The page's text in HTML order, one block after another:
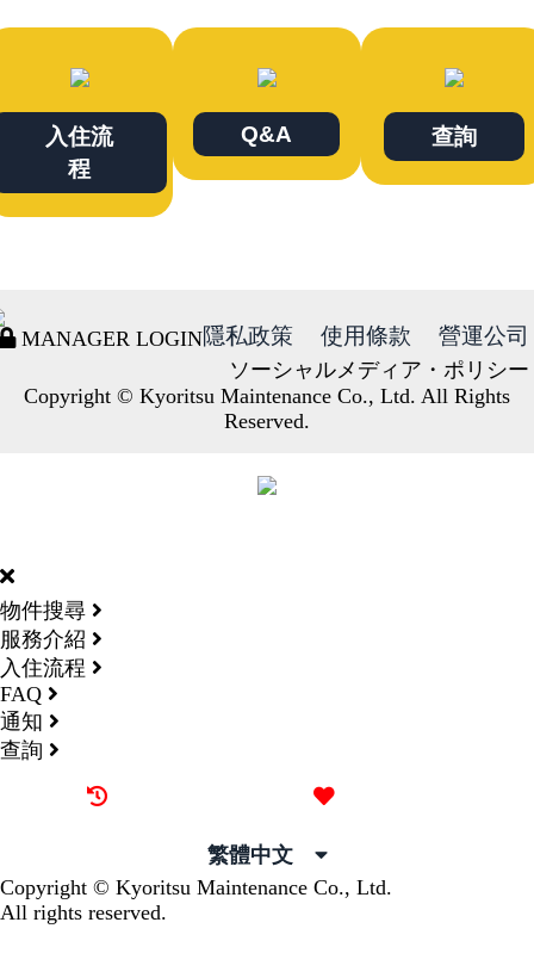
入住流
程
Q&A 查詢
MANAGER LOGIN隱私政策 使用條款 營運公司
ソーシャルメディア・ポリシー
Copyright © Kyoritsu Maintenance Co., Ltd. All Rights
Reserved.
物件搜尋
服務介紹
入住流程
FAQ
通知
查詢
繁體中文
Copyright © Kyoritsu Maintenance Co., Ltd.
All rights reserved.